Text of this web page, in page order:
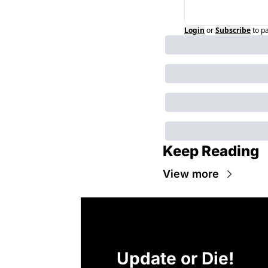
Login orSubscribeto
Keep Reading
View more
Update or Die!